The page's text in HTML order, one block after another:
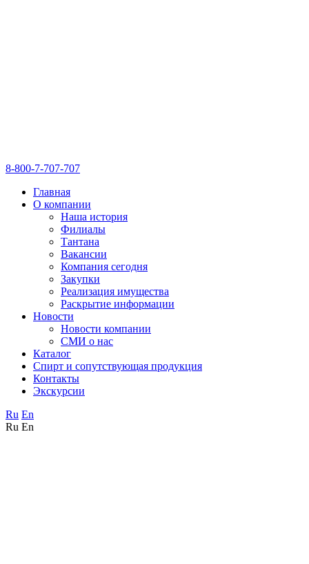
8-800-7-707-707
Главная
О компании
Наша история
Филиалы
Тантана
Вакансии
Компания сегодня
Закупки
Реализация имущества
Раскрытие информации
Новости
Новости компании
СМИ о нас
Каталог
Спирт и сопутствующая продукция
Контакты
Экскурсии
Ru En
Ru En